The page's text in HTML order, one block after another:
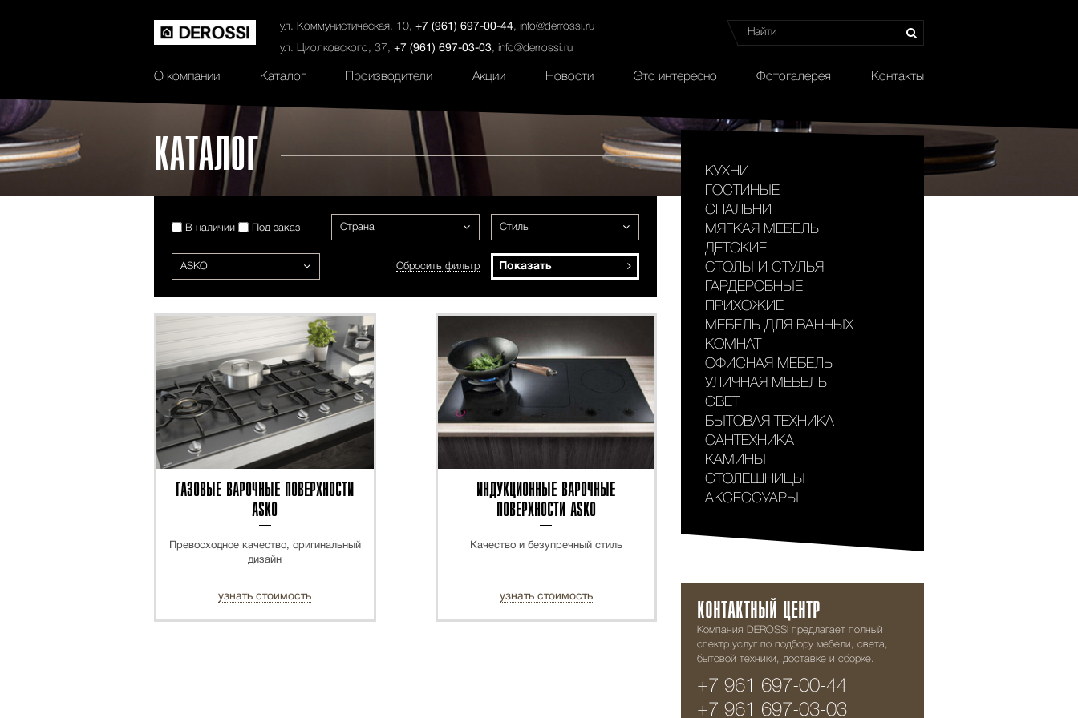
ул. Коммунистическая, 10, +7 (961) 697-00-44, info@derrossi.ru
ул. Циолковского, 37, +7 (961) 697-03-03, info@derrossi.ru
О компании
История Сертификаты Контакты Салоны Услуги Наши проекты
Каталог Производители Акции Новости Это интересно Фотогалерея Контакты
КАТАЛОГ
В наличии Под заказ Страна Стиль
ASKO Показать
Сбросить фильтр
ГАЗОВЫЕ ВАРОЧНЫЕ ПОВЕРХНОСТИ
ASKO
Превосходное качество, оригинальный
дизайн
узнать стоимость
ИНДУКЦИОННЫЕ ВАРОЧНЫЕ
ПОВЕРХНОСТИ ASKO
Качество и безупречный стиль
узнать стоимость
КУХНИ
ГОСТИНЫЕ
СПАЛЬНИ
МЯГКАЯ МЕБЕЛЬ
ДЕТСКИЕ
СТОЛЫ И СТУЛЬЯ
ГАРДЕРОБНЫЕ
ПРИХОЖИЕ
МЕБЕЛЬ ДЛЯ ВАННЫХ
КОМНАТ
ОФИСНАЯ МЕБЕЛЬ
УЛИЧНАЯ МЕБЕЛЬ
СВЕТ
БЫТОВАЯ ТЕХНИКА
САНТЕХНИКА
КАМИНЫ
СТОЛЕШНИЦЫ
АКСЕССУАРЫ
КОНТАКТНЫЙ ЦЕНТР
Компания DEROSSI предлагает полный
спектр услуг по подбору мебели, света,
бытовой техники, доставке и сборке.
+7 961 697-00-44
+7 961 697-03-03